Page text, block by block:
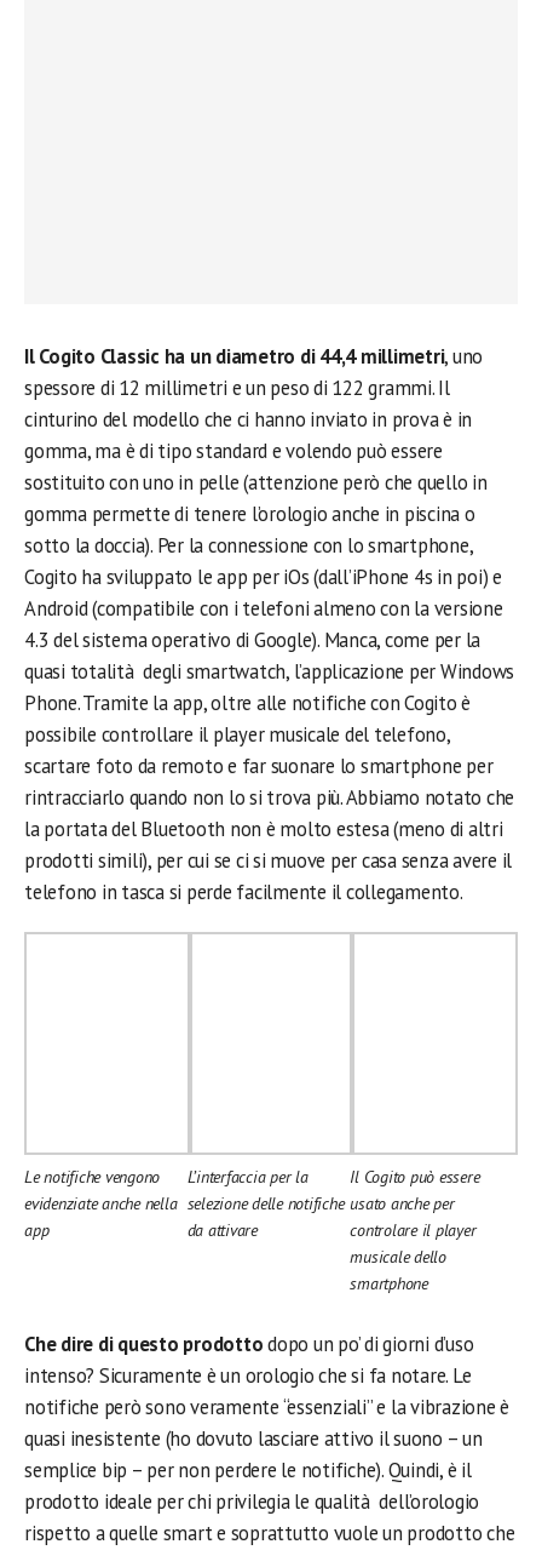
Il Cogito Classic ha un diametro di 44,4 millimetri, uno
spessore di 12 millimetri e un peso di 122 grammi. Il
cinturino del modello che ci hanno inviato in prova è in
gomma, ma è di tipo standard e volendo può essere
sostituito con uno in pelle (attenzione però che quello in
gomma permette di tenere l’orologio anche in piscina o
sotto la doccia). Per la connessione con lo smartphone,
Cogito ha sviluppato le app per iOs (dall’iPhone 4s in poi) e
Android (compatibile con i telefoni almeno con la versione
4.3 del sistema operativo di Google). Manca, come per la
quasi totalità degli smartwatch, l’applicazione per Windows
Phone. Tramite la app, oltre alle notifiche con Cogito è
possibile controllare il player musicale del telefono,
scartare foto da remoto e far suonare lo smartphone per
rintracciarlo quando non lo si trova più. Abbiamo notato che
la portata del Bluetooth non è molto estesa (meno di altri
prodotti simili), per cui se ci si muove per casa senza avere il
telefono in tasca si perde facilmente il collegamento.
Le notifiche vengono
evidenziate anche nella
app
L’interfaccia per la
selezione delle notifiche
da attivare
Il Cogito può essere
usato anche per
controlare il player
musicale dello
smartphone
Che dire di questo prodottodopo un po’ di giorni d’uso
intenso? Sicuramente è un orologio che si fa notare. Le
notifiche però sono veramente “essenziali” e la vibrazione è
quasi inesistente (ho dovuto lasciare attivo il suono – un
semplice bip – per non perdere le notifiche). Quindi, è il
prodotto ideale per chi privilegia le qualità dell’orologio
rispetto a quelle smart e soprattutto vuole un prodotto che